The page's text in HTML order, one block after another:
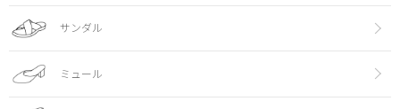
サンダル
ミュール